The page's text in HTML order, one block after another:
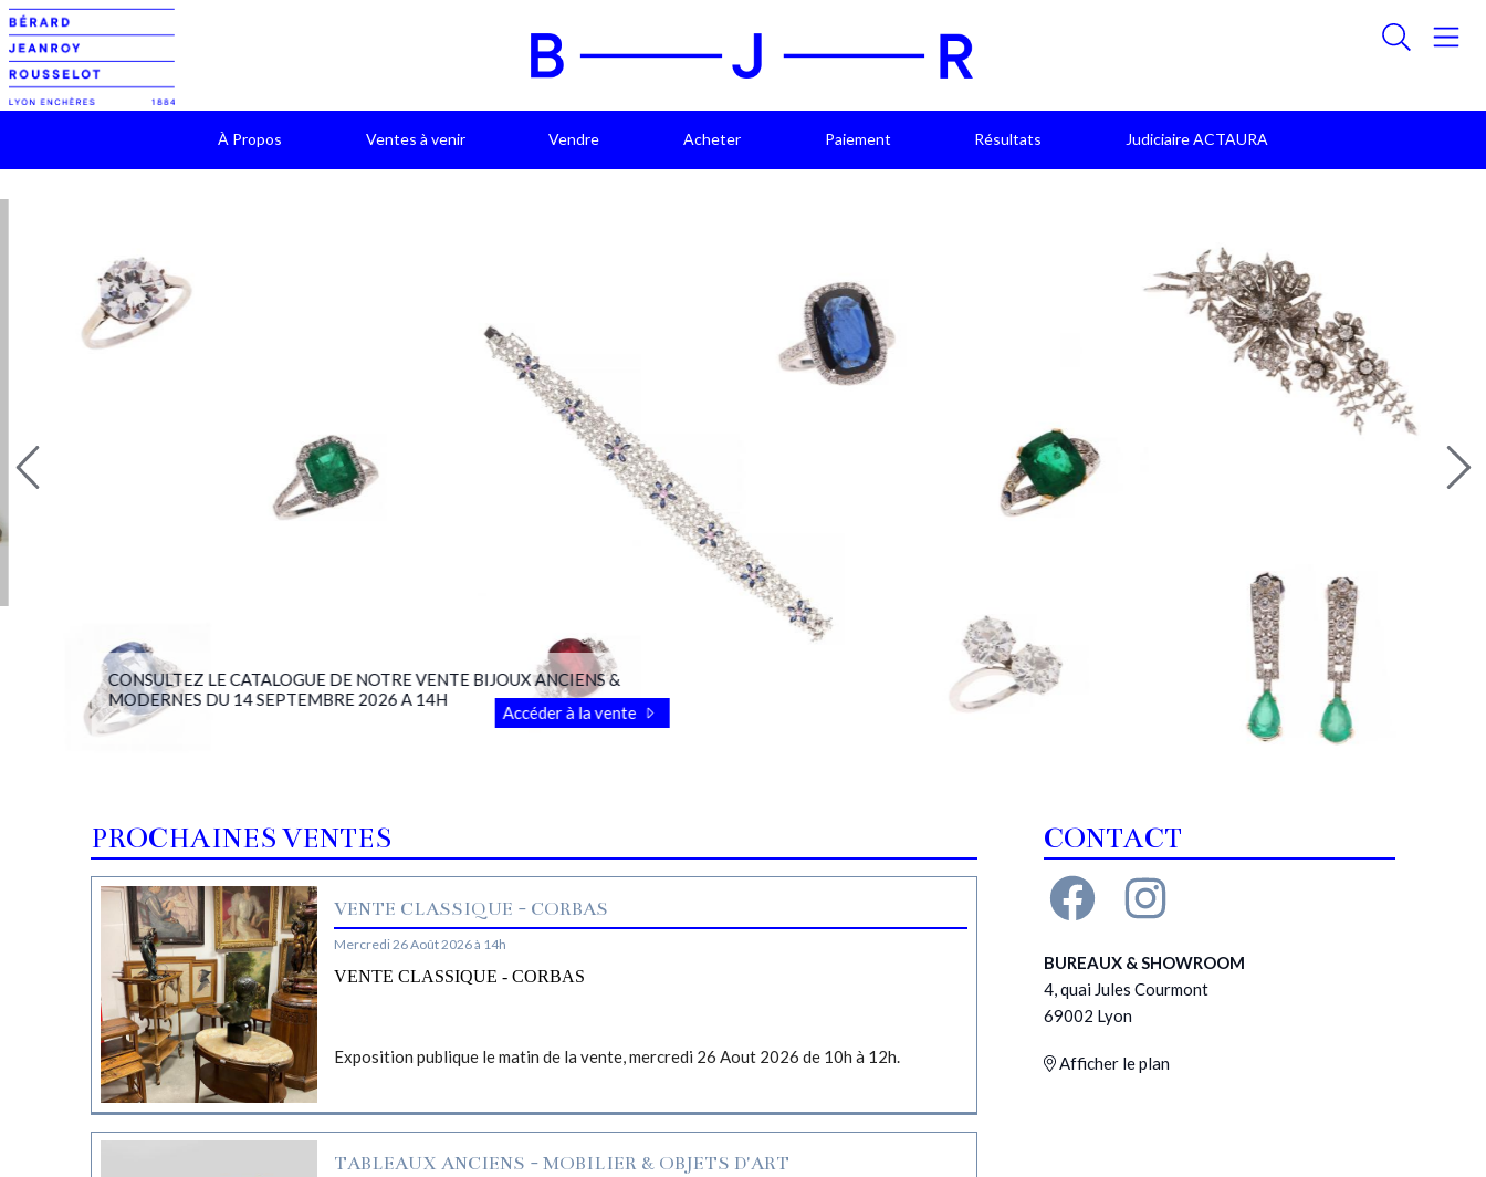
À Propos Ventes à venir Vendre Acheter Paiement Résultats Judiciaire ACTAURA
CONSULTEZ LE CATALOGUE DE NOTRE VENTE BIJOUX ANCIENS &
MODERNES DU 14 SEPTEMBRE 2026 A 14H
Accéder à la vente
PROCHAINES VENTES
VENTE CLASSIQUE - CORBAS
Mercredi 26 Août 2026 à 14h
VENTE CLASSIQUE - CORBAS
Exposition publique le matin de la vente, mercredi 26 Aout 2026 de 10h à 12h.
TABLEAUX ANCIENS - MOBILIER & OBJETS D'ART
CONTACT
BUREAUX & SHOWROOM
4, quai Jules Courmont
69002 Lyon
Afficher le plan